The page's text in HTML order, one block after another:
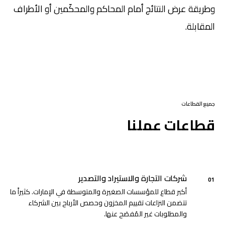
وطريقة عرض النتائج أمام المحاكم والمحكّمين أو الأطراف
المقابلة.
جميع القطاعات
قطاعات عملنا
01 شركات التجارة والاستيراد والتصدير
أكبر قطاع للمؤسسات الصغيرة والمتوسطة في الإمارات. كثيراً ما
تتضمن النزاعات تقييم المخزون وحصص الأرباح بين الشركاء
والمطلوبات غير المُفصَح عنها.